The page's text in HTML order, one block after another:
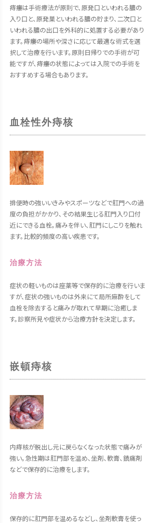
痔瘻は手術療法が原則で、原発口といわれる膿の
入り口と、原発巣といわれる膿の貯まり、二次口と
いわれる膿の出口を外科的に処置する必要があり
ます。痔瘻の場所や深さに応じて最適な術式を選
択して治療を行います。原則日帰りでの手術が可
能ですが、痔瘻の状態によっては入院での手術を
おすすめする場合もあります。
血栓性外痔核
排便時の強いいきみやスポーツなどで肛門への過
度の負担がかかり、その結果生じる肛門入り口付
近にできる血栓。痛みを伴い、肛門にしこりを触れ
ます。比較的頻度の高い疾患です。
治療方法
症状の軽いものは座薬等で保存的に治療を行いま
すが、症状の強いものは外来にて局所麻酔をして
血栓を除去すると痛みが取れて早期に治癒しま
す。診察所見や症状から治療方針を決定します。
嵌頓痔核
内痔核が脱出し元に戻らなくなった状態で痛みが
強い。急性期は肛門部を温め、坐剤、軟膏、鎮痛剤
などで保存的に治療をします。
治療方法
保存的に肛門部を温めるなどし、坐剤軟膏を使っ